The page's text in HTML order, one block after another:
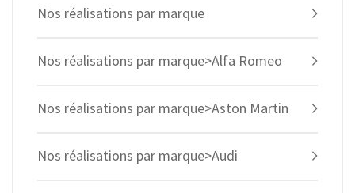
Nos réalisations par marque
Nos réalisations par marque>Alfa Romeo
Nos réalisations par marque>Aston Martin
Nos réalisations par marque>Audi